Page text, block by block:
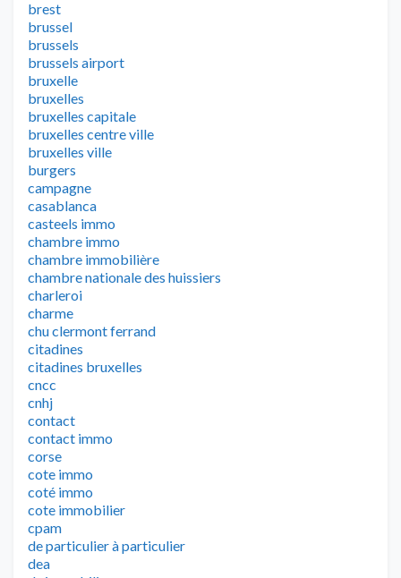
brest
brussel
brussels
brussels airport
bruxelle
bruxelles
bruxelles capitale
bruxelles centre ville
bruxelles ville
burgers
campagne
casablanca
casteels immo
chambre immo
chambre immobilière
chambre nationale des huissiers
charleroi
charme
chu clermont ferrand
citadines
citadines bruxelles
cncc
cnhj
contact
contact immo
corse
cote immo
coté immo
cote immobilier
cpam
de particulier à particulier
dea